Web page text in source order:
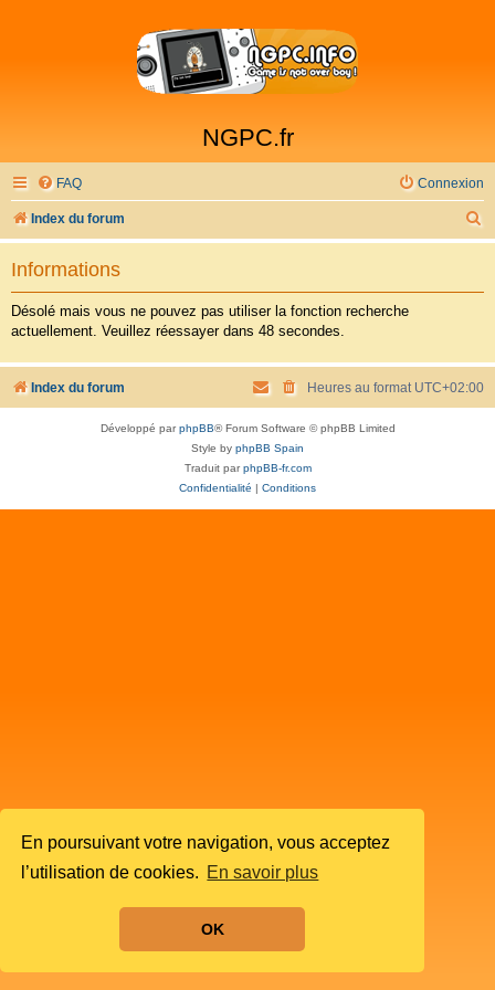
En poursuivant votre navigation, vous acceptez
l’utilisation de cookies. En savoir plus
OK
NGPC.fr
FAQ Connexion
Index du forum
e
r
c
Informations
Désolé mais vous ne pouvez pas utiliser la fonction recherche
actuellement. Veuillez réessayer dans 48 secondes.
Index du forum Heures au format UTC+02:00
Développé parphpBB® Forum Software © phpBB Limited
Style by phpBB Spain
Traduit parphpBB-fr.com
Confidentialité | Conditions